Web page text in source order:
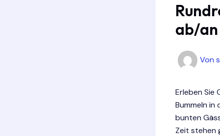
ab/
Von
Erleben Sie
Bummeln
bunten
Zeit stehen